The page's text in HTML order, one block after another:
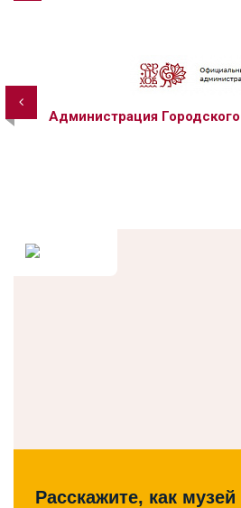
Администрация
Расскажите, как